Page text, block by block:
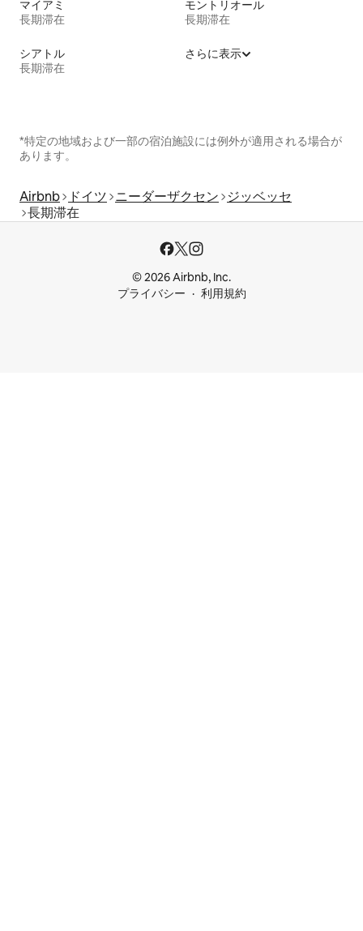
マイアミ
長期滞在
モントリオール
長期滞在
シアトル
長期滞在
さらに表示
*特定の地域および一部の宿泊施設には例外が適用される場合が
あります。
Airbnb ドイツ ニーダーザクセン
ジッベッセ
長期滞在
© 2026 Airbnb, Inc.
プライバシー
利用規約